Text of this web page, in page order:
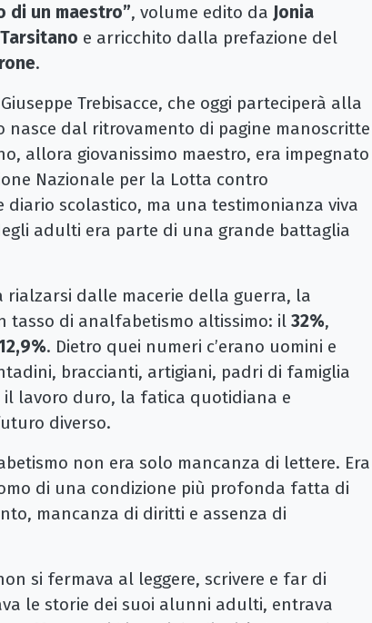
di un maestro”, volume edito da Jonia
e arricchito dalla prefazione del
.
Trebisacce, che oggi parteciperà alla
nasce dal ritrovamento di pagine manoscritte
allora giovanissimo maestro, era impegnato
Nazionale per la Lotta contro
diario scolastico, ma una testimonianza viva
adulti era parte di una grande battaglia
rialzarsi dalle macerie della guerra, la
tasso di analfabetismo altissimo: il 32%,
. Dietro quei numeri c’erano uomini e
braccianti, artigiani, padri di famiglia
lavoro duro, la fatica quotidiana e
diverso.
non era solo mancanza di lettere. Era
di una condizione più profonda fatta di
mancanza di diritti e assenza di
si fermava al leggere, scrivere e far di
le storie dei suoi alunni adulti, entrava